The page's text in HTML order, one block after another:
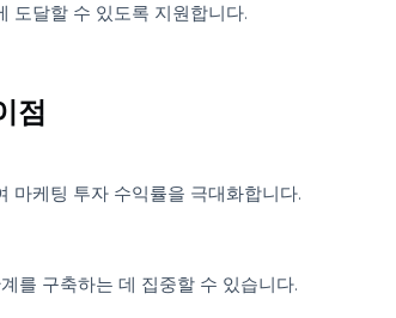
인을 강화하세요.
같은 분야를 타겟팅하세요. 예시:
닉에 도달할 수 있도록 지원합니다.